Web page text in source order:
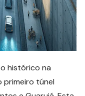
histórico na
túnel